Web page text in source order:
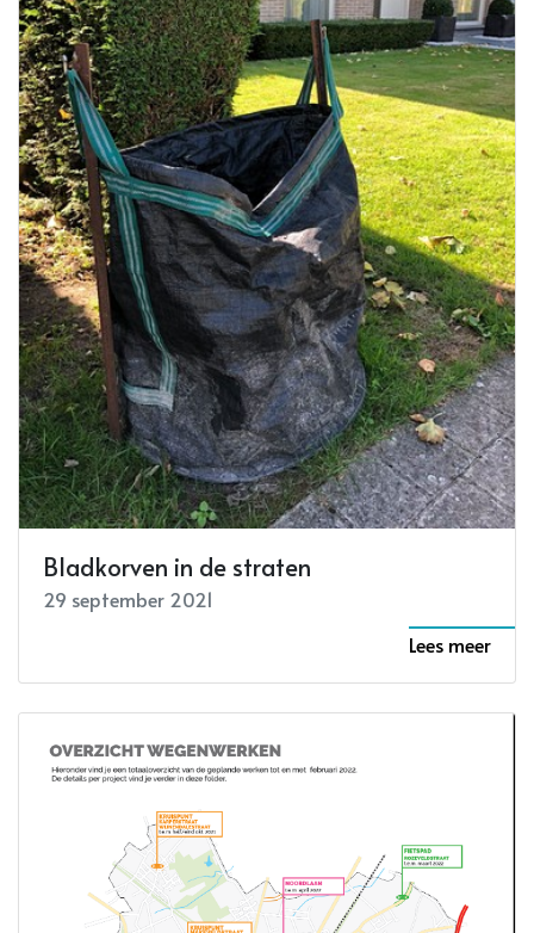
Bladkorven in de straten
29 september 2021
Lees meer